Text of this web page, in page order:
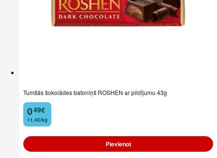
Tumšās šokolādes batoniņš ROSHEN ar pildījumu 43g
0
. 49€
11,4€/kg
Pievienot